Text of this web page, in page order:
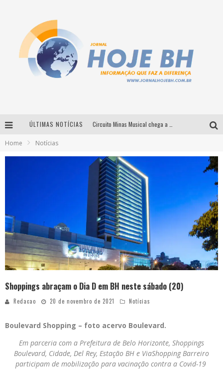
ÚLTIMAS NOTÍCIAS
Home Notícias
Shoppings abraçam o Dia D em BH neste sábado (20)
Redacao 20 de novembro de 2021 Notícias
Boulevard Shopping – foto acervo Boulevard.
Em parceria com a Prefeitura de Belo Horizonte, Shoppings
Boulevard, Cidade, Del Rey, Estação BH e ViaShopping Barreiro
participam de mobilização para vacinação contra a Covid-19